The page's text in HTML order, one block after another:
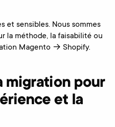
et sensibles. Nous sommes
la méthode, la faisabilité ou
Magento → Shopify.
migration pour
et la